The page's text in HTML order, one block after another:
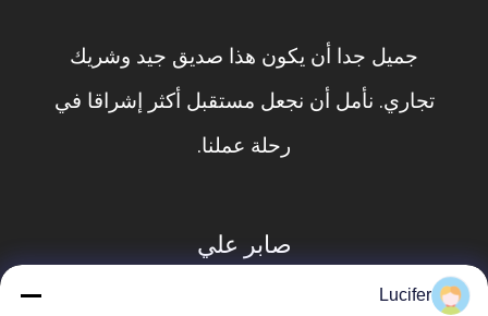
جميل جدا أن يكون هذا صديق جيد وشريك
تجاري. نأمل أن نجعل مستقبل أكثر إشراقا في
رحلة عملنا.
صابر علي
Lucifer